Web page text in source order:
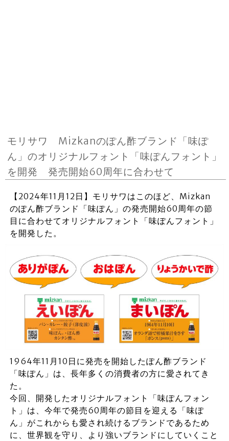
モリサワ Mizkanのぽん酢ブランド「味ぽ
ん」のオリジナルフォント「味ぽんフォント」
を開発 発売開始60周年に合わせて
【2024年11月12日】モリサワはこのほど、Mizkan
のぽん酢ブランド「味ぽん」の発売開始60周年の節
目に合わせてオリジナルフォント「味ぽんフォント」
を開発した。
1964年11月10日に発売を開始したぽん酢ブランド
「味ぽん」は、長年多くの消費者の方に愛されてき
た。
今回、開発したオリジナルフォント「味ぽんフォン
ト」は、今年で発売60周年の節目を迎える「味ぽ
ん」がこれからも愛され続けるブランドであるため
に、世界観を守り、より強いブランドにしていくこと